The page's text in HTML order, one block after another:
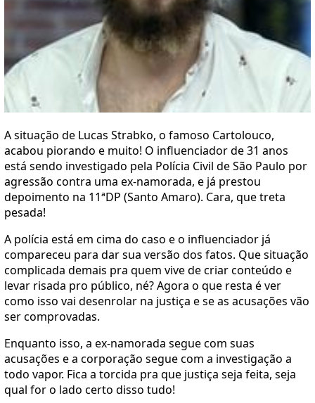
A situação de Lucas Strabko, o famoso Cartolouco,
acabou piorando e muito! O influenciador de 31 anos
está sendo investigado pela Polícia Civil de São Paulo por
agressão contra uma ex-namorada, e já prestou
depoimento na 11ªDP (Santo Amaro). Cara, que treta
pesada!
A polícia está em cima do caso e o influenciador já
compareceu para dar sua versão dos fatos. Que situação
complicada demais pra quem vive de criar conteúdo e
levar risada pro público, né? Agora o que resta é ver
como isso vai desenrolar na justiça e se as acusações vão
ser comprovadas.
Enquanto isso, a ex-namorada segue com suas
acusações e a corporação segue com a investigação a
todo vapor. Fica a torcida pra que justiça seja feita, seja
qual for o lado certo disso tudo!